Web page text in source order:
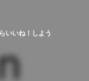
いいね！しよう